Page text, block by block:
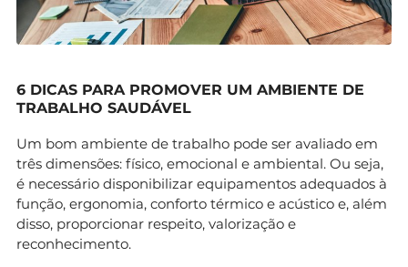
6 DICAS PARA PROMOVER UM AMBIENTE DE
TRABALHO SAUDÁVEL
Um bom ambiente de trabalho pode ser avaliado em
três dimensões: físico, emocional e ambiental. Ou seja,
é necessário disponibilizar equipamentos adequados à
função, ergonomia, conforto térmico e acústico e, além
disso, proporcionar respeito, valorização e
reconhecimento.